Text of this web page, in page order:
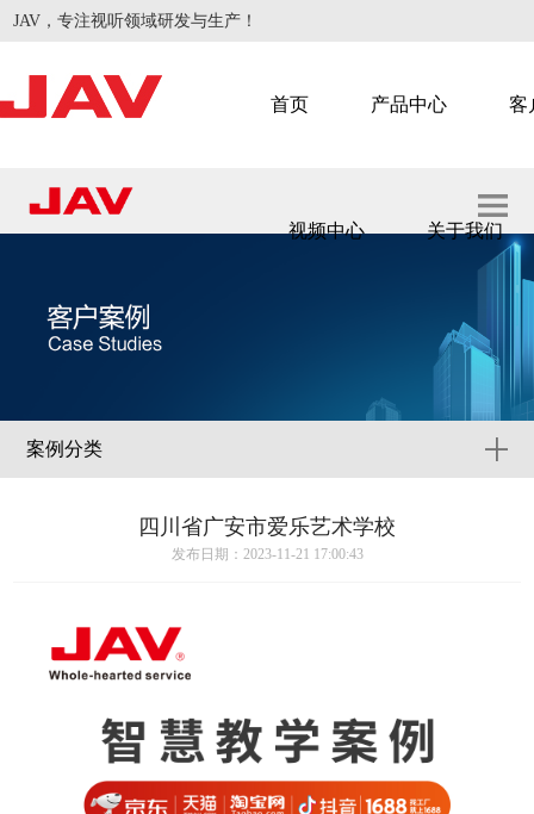
JAV，专注视听领域研发与生产！
首页 产品中心 客
视频中心 关于我们
案例分类
四川省广安市爱乐艺术学校
发布日期：2023-11-21 17:00:43